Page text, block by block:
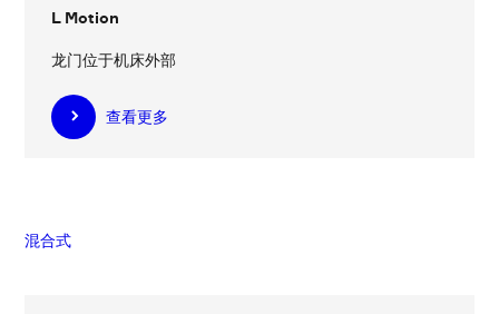
L Motion
龙门位于机床外部
查看更多
混合式